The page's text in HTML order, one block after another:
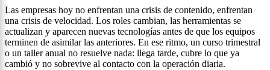
Las empresas hoy no enfrentan una crisis de contenido, enfrentan
una crisis de velocidad. Los roles cambian, las herramientas se
actualizan y aparecen nuevas tecnologías antes de que los equipos
terminen de asimilar las anteriores. En ese ritmo, un curso trimestral
o un taller anual no resuelve nada: llega tarde, cubre lo que ya
cambió y no sobrevive al contacto con la operación diaria.